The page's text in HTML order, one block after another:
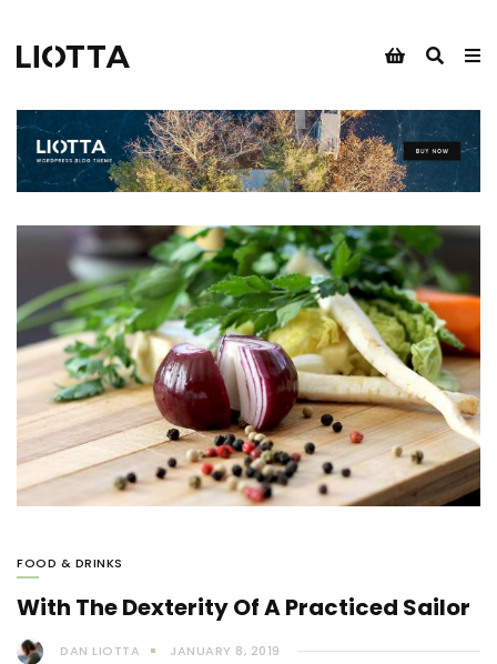
FOOD & DRINKS
With The Dexterity Of A Practiced Sailor
DAN LIOTTA JANUARY 8, 2019